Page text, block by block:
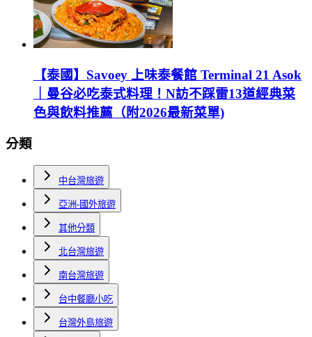
【泰國】Savoey 上味泰餐館 Terminal 21 Asok
｜曼谷必吃泰式料理！N訪不踩雷13道經典菜
色與飲料推薦（附2026最新菜單)
分類
中台灣旅遊
亞洲-國外旅遊
其他分類
北台灣旅遊
南台灣旅遊
台中餐廳小吃
台灣外島旅遊